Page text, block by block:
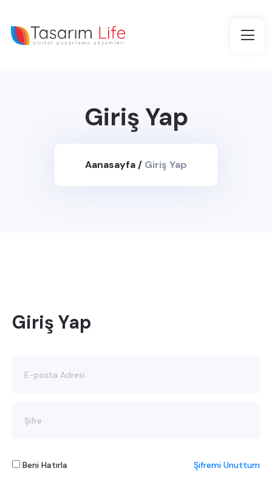
Giriş Yap
Aanasayfa / Giriş Yap
Giriş Yap
Beni Hatırla Şifremi Unuttum